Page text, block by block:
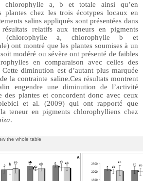
chlorophylle a, b et totale ainsi qu’en
plantes chez les trois écotypes locaux en
salins appliqués sont présentées dans
relatifs aux teneurs en pigments
(chlorophylle a, chlorophylle b et
ont montré que les plantes soumises à un
modéré ou sévère ont présenté de faibles
en comparaison avec celles des
diminution est d’autant plus marquée
la contrainte saline.Ces résultats montrent
engendre une diminution de l’activité
des plantes et concordent donc avec ceux
et al. (2009) qui ont rapporté que
teneur en pigments chlorophylliens chez
.